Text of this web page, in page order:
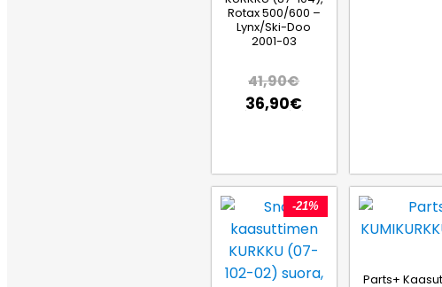
Rotax 500/600 –
Lynx/Ski-Doo
2001-03
41,90€
36,90€
-21%
Parts+